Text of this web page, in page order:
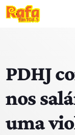
play_arrow OUVIR
HOME
PDHJ
nos
uma